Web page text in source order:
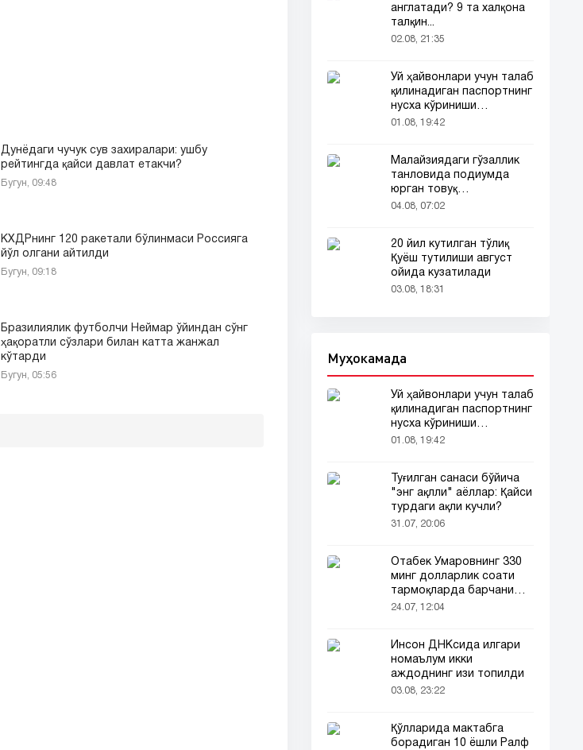
Дунёдаги чучук сув захиралари: ушбу
рейтингда қайси давлат етакчи?
Бугун, 09:48
КХДРнинг 120 ракетали бўлинмаси Россияга
йўл олгани айтилди
Бугун, 09:18
Бразилиялик футболчи Неймар ўйиндан сўнг
ҳақоратли сўзлари билан катта жанжал
кўтарди
Бугун, 05:56
англатади? 9 та халқона
талқин...
02.08, 21:35
Уй ҳайвонлари учун талаб
қилинадиган паспортнинг
нусха кўриниши
тармоқларда тарқалди
01.08, 19:42
Малайзиядаги гўзаллик
танловида подиумда
юрган товуқ
томошабинлар
04.08, 07:02
20 йил кутилган тўлиқ
Қуёш тутилиши август
ойида кузатилади
03.08, 18:31
Муҳокамада
Уй ҳайвонлари учун талаб
қилинадиган паспортнинг
нусха кўриниши
тармоқларда тарқалди
01.08, 19:42
Туғилган санаси бўйича
"энг ақлли" аёллар: Қайси
турдаги ақли кучли?
31.07, 20:06
Отабек Умаровнинг 330
минг долларлик соати
тармоқларда барчани
эътиборини тортди!
24.07, 12:04
Инсон ДНКсида илгари
номаълум икки
аждоднинг изи топилди
03.08, 23:22
Қўлларида мактабга
борадиган 10 ёшли Ралф